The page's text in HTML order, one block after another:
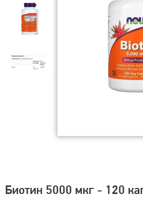
Биотин 5000 мкг - 120